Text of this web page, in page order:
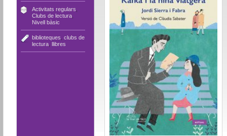
Activitats regulars
Clubs de lectura,
Nivell bàsic
biblioteques clubs de
lectura, llibres